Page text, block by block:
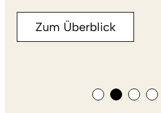
Zum Überblick